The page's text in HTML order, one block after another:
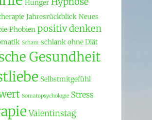
Hunger
Jahresrückblick Neues
Phobien positiv denken
Scham schlank ohne Diät
Gesundheit
Selbstmitgefühl
Somatopsychologie Stress
Valentinstag